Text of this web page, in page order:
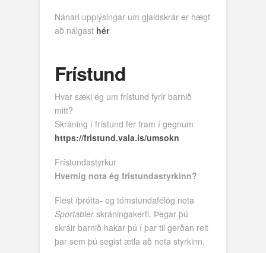
Nánari upplýsingar um gjaldskrár er hægt
að nálgast hér
Frístund
Hvar sæki ég um frístund fyrir barnið
mitt?
Skráning í frístund fer fram í gegnum
https://fristund.vala.is/umsokn
Frístundastyrkur
Hvernig nota ég frístundastyrkinn?
Flest íþrótta- og tómstundafélög nota
Sportablerskráningakerfi. Þegar þú
skráir barnið hakar þú í þar til gerðan reit
þar sem þú segist ætla að nota styrkinn.